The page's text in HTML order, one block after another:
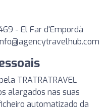
- El Far d'Empordà
TRATRATRAVEL
alargados nas suas
automatizado da